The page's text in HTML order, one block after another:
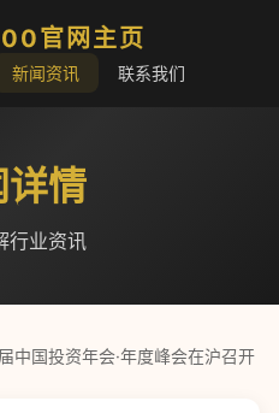
官网主页
新闻资讯 联系我们
详情
行业资讯
中国投资年会·年度峰会在沪召开